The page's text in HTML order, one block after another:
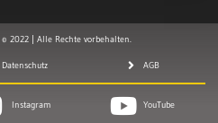
2022 | Alle Rechte vorbehalten.
Datenschutz AGB
Instagram YouTube